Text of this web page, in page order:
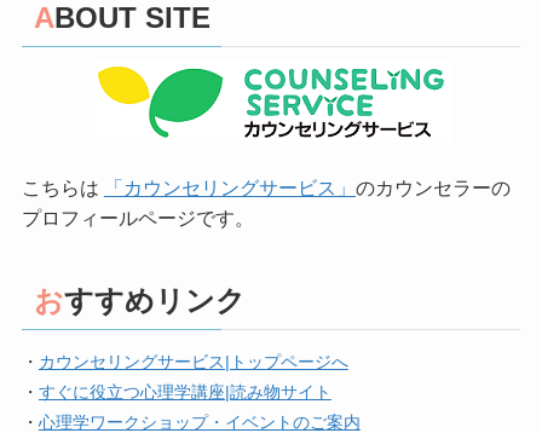
ABOUT SITE
こちらは 「カウンセリングサービス」 のカウンセラーの
プロフィールページです。
おすすめリンク
・ カウンセリングサービス|トップページへ
・ すぐに役立つ心理学講座|読み物サイト
・ 心理学ワークショップ・イベントのご案内